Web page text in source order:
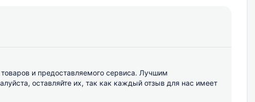
и предоставляемого сервиса. Лучшим
оставляйте их, так как каждый отзыв для нас имеет